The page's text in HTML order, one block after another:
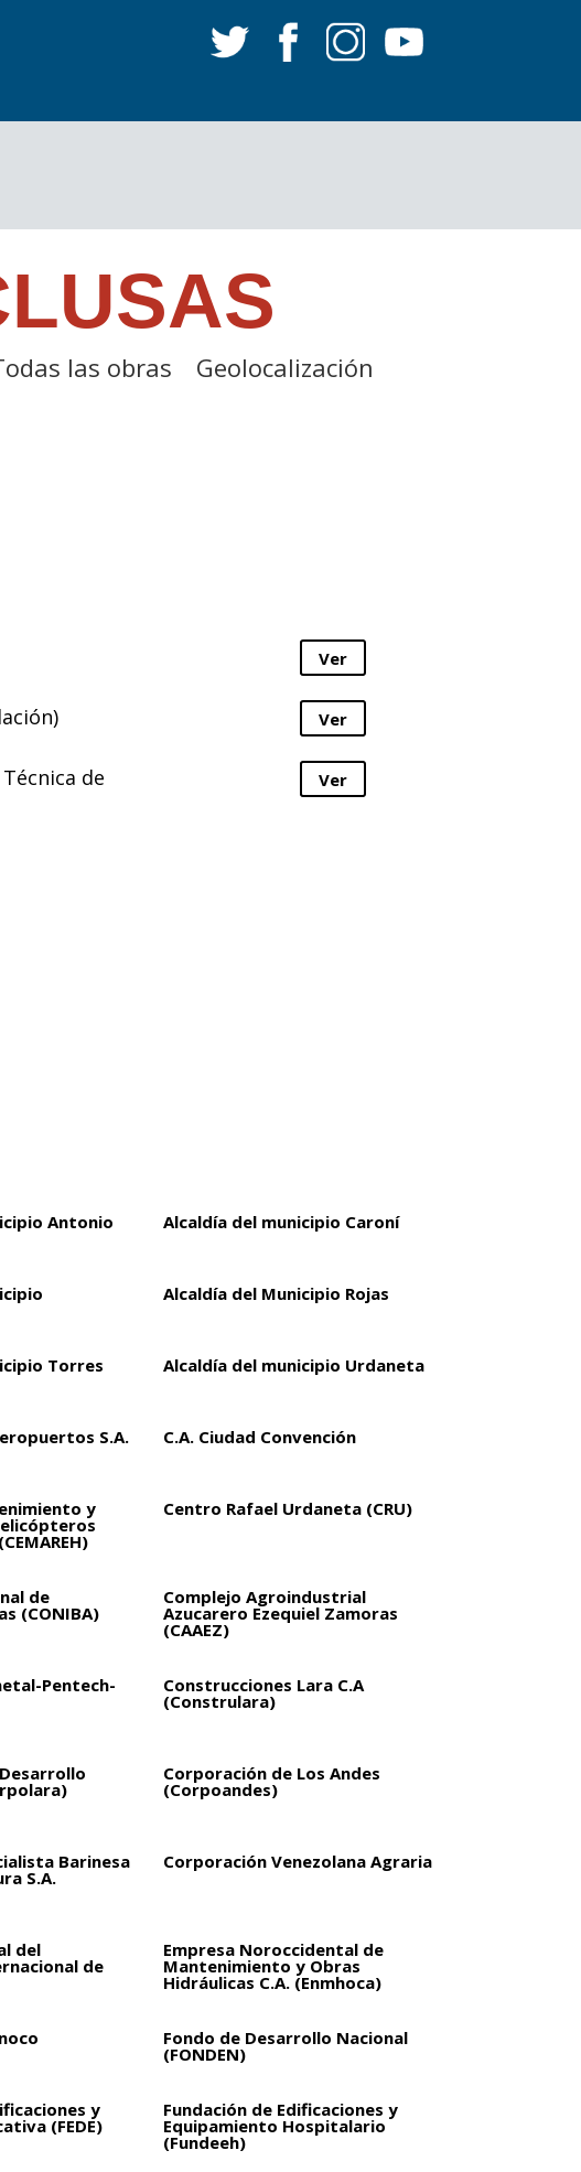
las obras
Geolocalización
Ver
Ver
de
Ver
Antonio Alcaldía del municipio Caroní
Alcaldía del Municipio Rojas
Torres Alcaldía del municipio Urdaneta
S.A. C.A. Ciudad Convención
y Centro Rafael Urdaneta (CRU)
de
(CONIBA)
Complejo Agroindustrial
Azucarero Ezequiel Zamoras
(CAAEZ)
Pentech- Construcciones Lara C.A
(Construlara)
Corporación de Los Andes
(Corpoandes)
Barinesa
S.A.
Corporación Venezolana Agraria
del
de
Empresa Noroccidental de
Mantenimiento y Obras
Hidráulicas C.A. (Enmhoca)
Fondo de Desarrollo Nacional
(FONDEN)
y
(FEDE)
Fundación de Edificaciones y
Equipamiento Hospitalario
(Fundeeh)